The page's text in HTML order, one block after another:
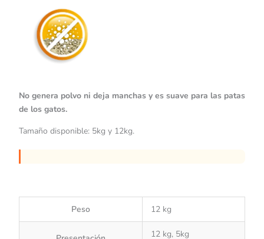
No genera polvo ni deja manchas y es suave para las patas
de los gatos.
Tamaño disponible: 5kg y 12kg.
Peso 12 kg
12 kg, 5kg